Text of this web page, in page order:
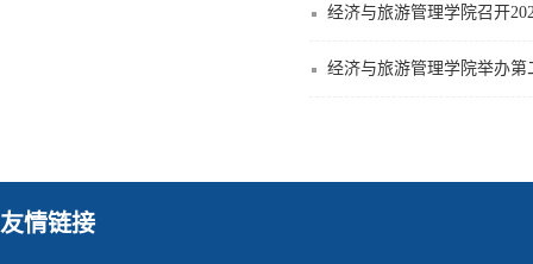
经济与旅游管理学院召开
经济与旅游管理学院举办
友情链接